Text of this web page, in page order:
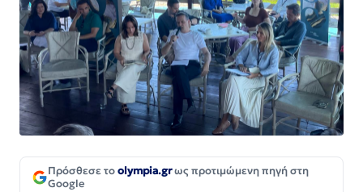
Πρόσθεσε τοolympia.grως προτιμώμενη πηγή στη
Google